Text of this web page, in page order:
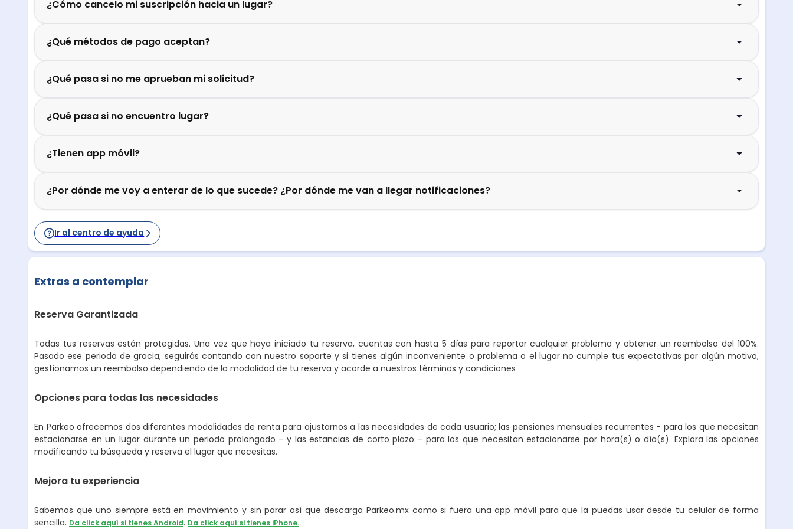
¿Cómo cancelo mi suscripción hacia un lugar?
¿Qué métodos de pago aceptan?
¿Qué pasa si no me aprueban mi solicitud?
¿Qué pasa si no encuentro lugar?
¿Tienen app móvil?
¿Por dónde me voy a enterar de lo que sucede? ¿Por dónde me van a llegar notificaciones?
Ir al centro de ayuda
Extras a contemplar
Reserva Garantizada
Todas tus reservas están protegidas. Una vez que haya iniciado tu reserva, cuentas con hasta 5 días para reportar cualquier problema y obtener un reembolso del 100%.
Pasado ese periodo de gracia, seguirás contando con nuestro soporte y si tienes algún inconveniente o problema o el lugar no cumple tus expectativas por algún motivo,
gestionamos un reembolso dependiendo de la modalidad de tu reserva y acorde a nuestros términos y condiciones
Opciones para todas las necesidades
En Parkeo ofrecemos dos diferentes modalidades de renta para ajustarnos a las necesidades de cada usuario; las pensiones mensuales recurrentes - para los que necesitan
estacionarse en un lugar durante un periodo prolongado - y las estancias de corto plazo - para los que necesitan estacionarse por hora(s) o día(s). Explora las opciones
modificando tu búsqueda y reserva el lugar que necesitas.
Mejora tu experiencia
Sabemos que uno siempre está en movimiento y sin parar así que descarga Parkeo.mx como si fuera una app móvil para que la puedas usar desde tu celular de forma
sencilla. Da click aquí si tienes Android. Da click aquí si tienes iPhone.